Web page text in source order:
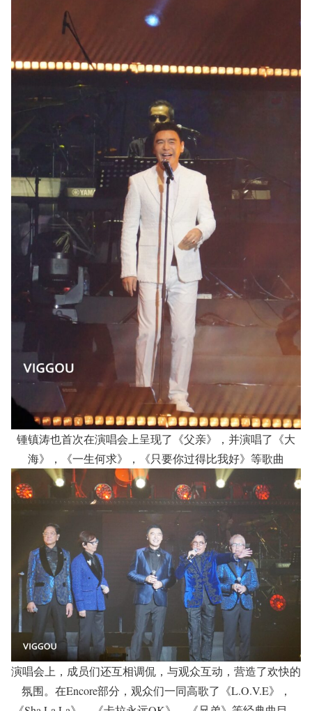
锺镇涛也首次在演唱会上呈现了《父亲》，并演唱了《大
海》，《一生何求》，《只要你过得比我好》等歌曲
演唱会上，成员们还互相调侃，与观众互动，营造了欢快的
氛围。在Encore部分，观众们一同高歌了《L.O.V.E》，